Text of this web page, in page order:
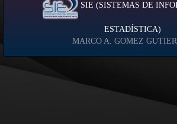
SIE (SISTEMAS DE
ESTADÍSTICA)
MARCO A. GOMEZ